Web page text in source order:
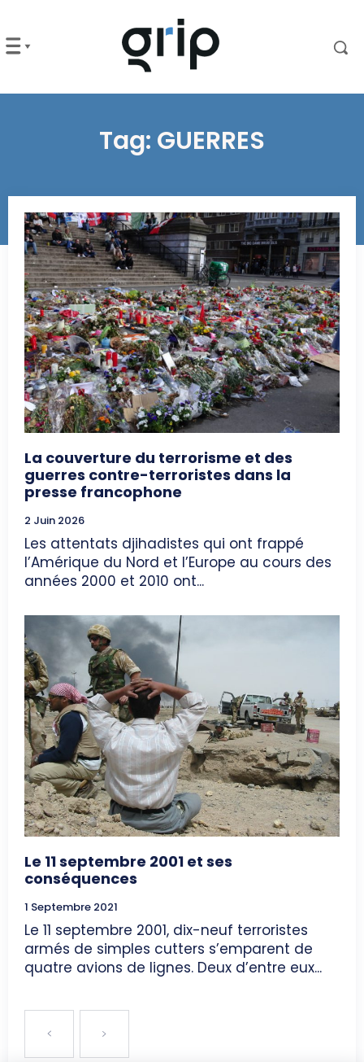
Tag: GUERRES
La couverture du terrorisme et des
guerres contre-terroristes dans la
presse francophone
2 Juin 2026
Les attentats djihadistes qui ont frappé
l’Amérique du Nord et l’Europe au cours des
années 2000 et 2010 ont...
Le 11 septembre 2001 et ses
conséquences
1 Septembre 2021
Le 11 septembre 2001, dix-neuf terroristes
armés de simples cutters s’emparent de
quatre avions de lignes. Deux d’entre eux...